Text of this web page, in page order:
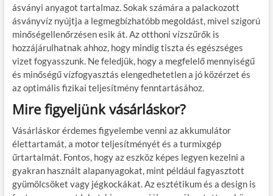
ásványi anyagot tartalmaz. Sokak számára a palackozott
ásványvíz nyújtja a legmegbízhatóbb megoldást, mivel szigorú
minőségellenőrzésen esik át. Az otthoni vízszűrők is
hozzájárulhatnak ahhoz, hogy mindig tiszta és egészséges
vizet fogyasszunk. Ne feledjük, hogy a megfelelő mennyiségű
és minőségű vízfogyasztás elengedhetetlen a jó közérzet és
az optimális fizikai teljesítmény fenntartásához.
Mire figyeljünk vásárláskor?
Vásárláskor érdemes figyelembe venni az akkumulátor
élettartamát, a motor teljesítményét és a turmixgép
űrtartalmát. Fontos, hogy az eszköz képes legyen kezelni a
gyakran használt alapanyagokat, mint például fagyasztott
gyümölcsöket vagy jégkockákat. Az esztétikum és a design is